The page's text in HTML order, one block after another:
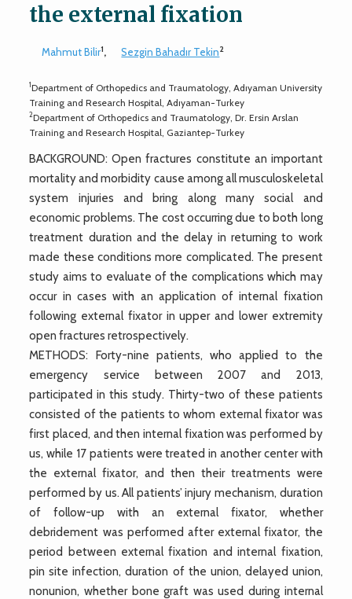
the external fixation
Mahmut Bilir1, Sezgin Bahadır Tekin2
1Department of Orthopedics and Traumatology, Adıyaman University
Training and Research Hospital, Adıyaman-Turkey
2Department of Orthopedics and Traumatology, Dr. Ersin Arslan
Training and Research Hospital, Gaziantep-Turkey
BACKGROUND: Open fractures constitute an important
mortality and morbidity cause among all musculoskeletal
system injuries and bring along many social and
economic problems. The cost occurring due to both long
treatment duration and the delay in returning to work
made these conditions more complicated. The present
study aims to evaluate of the complications which may
occur in cases with an application of internal fixation
following external fixator in upper and lower extremity
open fractures retrospectively.
METHODS: Forty-nine patients, who applied to the
emergency service between 2007 and 2013,
participated in this study. Thirty-two of these patients
consisted of the patients to whom external fixator was
first placed, and then internal fixation was performed by
us, while 17 patients were treated in another center with
the external fixator, and then their treatments were
performed by us. All patients’ injury mechanism, duration
of follow-up with an external fixator, whether
debridement was performed after external fixator, the
period between external fixation and internal fixation,
pin site infection, duration of the union, delayed union,
nonunion, whether bone graft was used during internal